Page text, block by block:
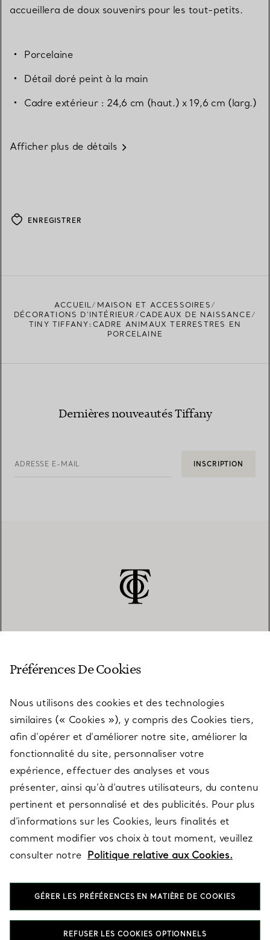
accueillera de doux souvenirs pour les tout-petits.
Porcelaine
Détail doré peint à la main
Cadre extérieur : 24,6 cm (haut.) x 19,6 cm (larg.)
Afficher plus de détails
ENREGISTRER
ACCUEIL
MAISON ET ACCESSOIRES
DÉCORATIONS D'INTÉRIEUR
CADEAUX DE NAISSANCE
TINY TIFFANY:CADRE ANIMAUX TERRESTRES EN
PORCELAINE
Dernières nouveautés Tiffany
ADRESSE E-MAIL INSCRIPTION
SERVICES
À PROPOS
QUESTIONS LÉGALES
SUIVEZ-NOUS
Préférences De Cookies
Nous utilisons des cookies et des technologies
similaires (« Cookies »), y compris des Cookies tiers,
afin d’opérer et d’améliorer notre site, améliorer la
fonctionnalité du site, personnaliser votre
expérience, effectuer des analyses et vous
présenter, ainsi qu’à d’autres utilisateurs, du contenu
pertinent et personnalisé et des publicités. Pour plus
d’informations sur les Cookies, leurs finalités et
comment modifier vos choix à tout moment, veuillez
consulter notre Politique relative aux Cookies.
GÉRER LES PRÉFÉRENCES EN MATIÈRE DE COOKIES
REFUSER LES COOKIES OPTIONNELS